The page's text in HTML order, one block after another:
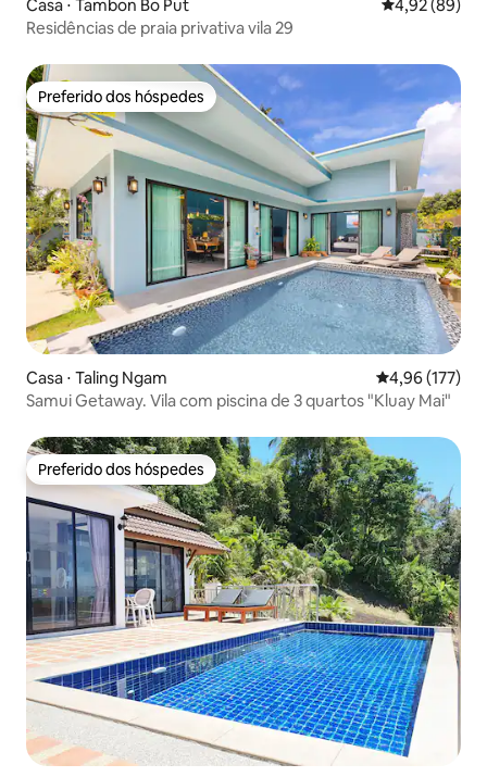
Casa ⋅ Tambon Bo Put 4,92 de uma
4,92 (89)
Residências de praia privativa vila 29
Preferido dos hóspedes
Preferido dos hóspedes
Casa ⋅ Taling Ngam 4,96 de uma
4,96 (177)
Samui Getaway. Vila com piscina de 3 quartos "Kluay Mai"
Preferido dos hóspedes
Preferido dos hóspedes